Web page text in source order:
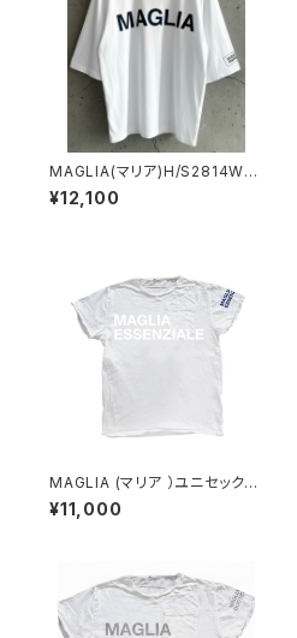
MAGLIA(マリア)H/S2814W
ユニセックス ハーフスリーブ ホ
ワイト ブラックプリント
¥12,100
MAGLIA (マリア ）ユニセックス
Ｔシャツ Ｔ-8004 ホワイト
プリント（ブランドタグ付き）
¥11,000